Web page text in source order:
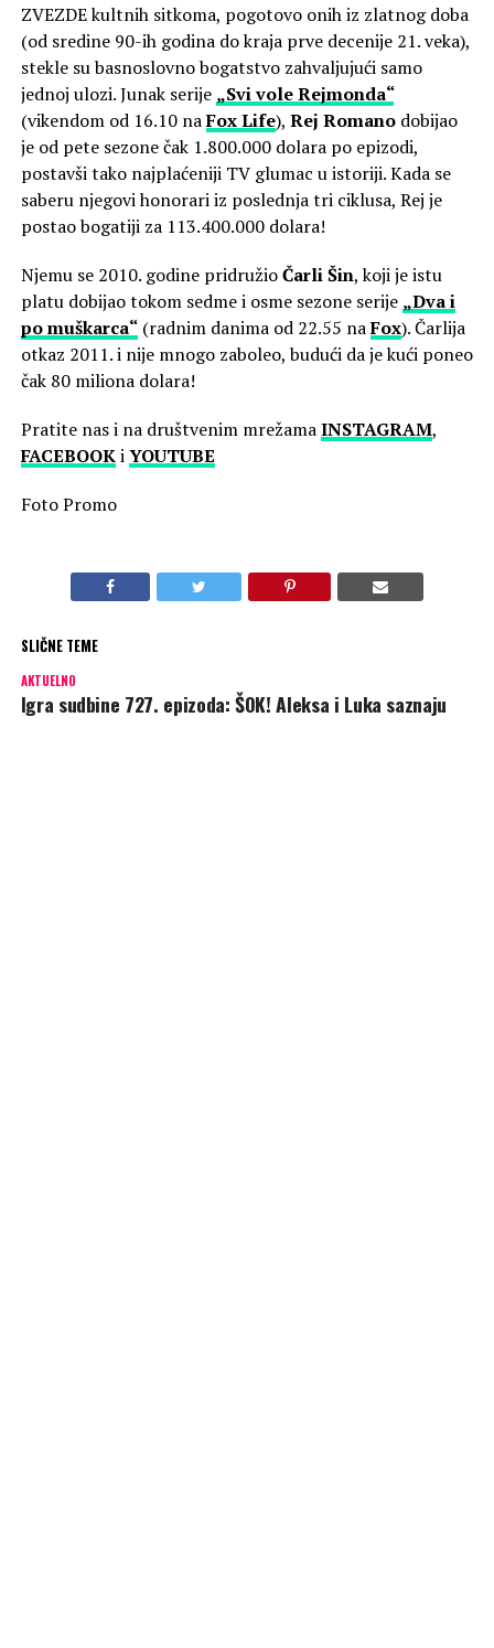
ZVEZDE kultnih sitkoma, pogotovo onih iz zlatnog doba
(od sredine 90-ih godina do kraja prve decenije 21. veka),
stekle su basnoslovno bogatstvo zahvaljujući samo
jednoj ulozi. Junak serije „Svi vole Rejmonda“
(vikendom od 16.10 naFox Life), Rej Romanodobijao
je od pete sezone čak 1.800.000 dolara po epizodi,
postavši tako najplaćeniji TV glumac u istoriji. Kada se
saberu njegovi honorari iz poslednja tri ciklusa, Rej je
postao bogatiji za 113.400.000 dolara!
Njemu se 2010. godine pridružioČarli Šin, koji je istu
platu dobijao tokom sedme i osme sezone serije „Dva i
po muškarca“(radnim danima od 22.55 naFox). Čarlija
otkaz 2011. i nije mnogo zaboleo, budući da je kući poneo
čak 80 miliona dolara!
Pratite nas i na društvenim mrežamaINSTAGRAM,
FACEBOOKiYOUTUBE
Foto Promo
SLIČNE TEME
AKTUELNO
Igra sudbine 727. epizoda: ŠOK! Aleksa i Luka saznaju